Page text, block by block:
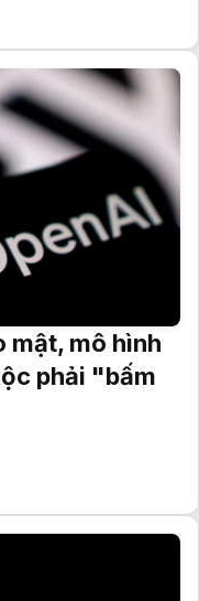
mật, mô hình
phải "bấm